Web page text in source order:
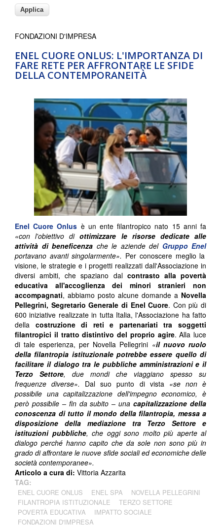
ENEL CUORE ONLUS: L'IMPORTANZA DI
FARE RETE PER AFFRONTARE LE SFIDE
DELLA CONTEMPORANEITÀ
FONDAZIONI D'IMPRESA
Enel Cuore Onlus è un ente filantropico nato 15 anni fa
«con l'obiettivo diottimizzare le risorse dedicate alle
attività di beneficenza che le aziende del Gruppo Enel
portavano avanti singolarmente». Per conoscere meglio la
visione, le strategie e i progetti realizzati dall'Associazione in
diversi ambiti, che spaziano dal contrasto alla povertà
educativa all'accoglienza dei minori stranieri non
accompagnati, abbiamo posto alcune domande a Novella
Pellegrini, Segretario Generale di Enel Cuore. Con più di
600 iniziative realizzate in tutta Italia, l'Associazione ha fatto
della costruzione di reti e partenariati tra soggetti
filantropici il tratto distintivo del proprio agire. Alla luce
di tale esperienza, per Novella Pellegrini «il nuovo ruolo
della filantropia istituzionale potrebbe essere quello di
facilitare il dialogo tra le pubbliche amministrazioni e il
Terzo Settore, due mondi che viaggiano spesso su
frequenze diverse». Dal suo punto di vista «se non è
possibile una capitalizzazione dell'impegno economico, è
però possibile – fin da subito – unacapitalizzazione della
conoscenza di tutto il mondo della filantropia, messa a
disposizione della mediazione tra Terzo Settore e
istituzioni pubbliche, che oggi sono molto più aperte al
dialogo perché hanno capito che da sole non sono più in
grado di affrontare le nuove sfide sociali ed economiche delle
società contemporanee».
Articolo a cura di: Vittoria Azzarita
TAG:
ENEL CUORE ONLUS ENEL SPA
NOVELLA PELLEGRINI
FILANTROPIA ISTITUZIONALE
TERZO SETTORE
POVERTÀ EDUCATIVA
IMPATTO SOCIALE
FONDAZIONI D'IMPRESA